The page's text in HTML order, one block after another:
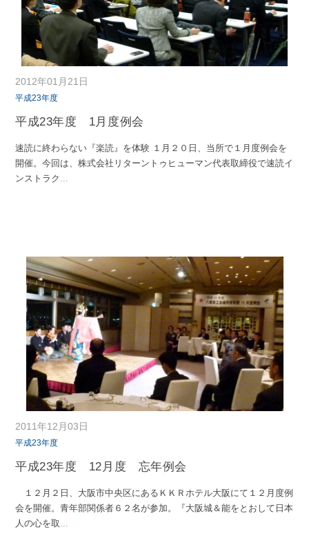
2012年01月21日
平成23年度
平成23年度 1月度例会
速読に終わらない『楽読』を体験 １月２０日、当所で１月度例会を
開催。今回は、株式会社リターントゥヒューマン代表取締役で速読イ
ンストラク
2011年12月03日
平成23年度
平成23年度 12月度 忘年例会
１２月２日、大阪市中央区にあるＫＫＲホテル大阪にて１２月度例
会を開催。青年部関係者６２名が参加。『大阪城＆能をとおして日本
人の心を取